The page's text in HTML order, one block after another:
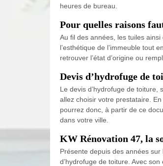
heures de bureau.
Pour quelles raisons
Au fil des années, les tuiles
l’esthétique de l’immeuble tout
retrouver l’état d’origine ou
Devis d’hydrofuge de
Le devis d’hydrofuge de
allez choisir votre prestataire.
pourrez donc, à partir de ce
dans votre ville.
KW Rénovation 47, la
Présente depuis des années
d’hydrofuge de toiture. Avec